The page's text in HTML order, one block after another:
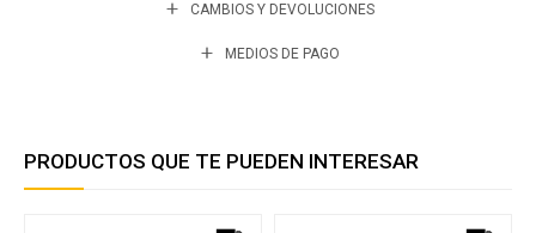
CAMBIOS Y DEVOLUCIONES
MEDIOS DE PAGO
PRODUCTOS QUE TE PUEDEN INTERESAR